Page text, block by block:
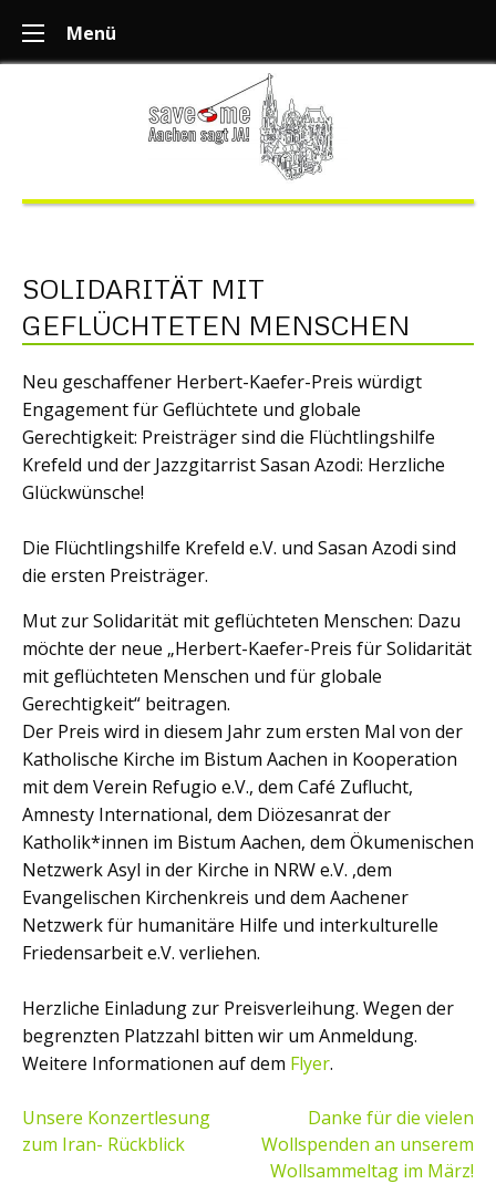
Menü
SOLIDARITÄT MIT
GEFLÜCHTETEN MENSCHEN
Neu geschaffener Herbert-Kaefer-Preis würdigt
Engagement für Geflüchtete und globale
Gerechtigkeit: Preisträger sind die Flüchtlingshilfe
Krefeld und der Jazzgitarrist Sasan Azodi: Herzliche
Glückwünsche!
Die Flüchtlingshilfe Krefeld e.V. und Sasan Azodi sind
die ersten Preisträger.
Mut zur Solidarität mit geflüchteten Menschen: Dazu
möchte der neue „Herbert-Kaefer-Preis für Solidarität
mit geflüchteten Menschen und für globale
Gerechtigkeit“ beitragen.
Der Preis wird in diesem Jahr zum ersten Mal von der
Katholische Kirche im Bistum Aachen in Kooperation
mit dem Verein Refugio e.V., dem Café Zuflucht,
Amnesty International, dem Diözesanrat der
Katholik*innen im Bistum Aachen, dem Ökumenischen
Netzwerk Asyl in der Kirche in NRW e.V. ,dem
Evangelischen Kirchenkreis und dem Aachener
Netzwerk für humanitäre Hilfe und interkulturelle
Friedensarbeit e.V. verliehen.
Herzliche Einladung zur Preisverleihung. Wegen der
begrenzten Platzzahl bitten wir um Anmeldung.
Weitere Informationen auf dem Flyer.
BEITRAGSNAVIGATION
Unsere Konzertlesung
zum Iran- Rückblick
Danke für die vielen
Wollspenden an unserem
Wollsammeltag im März!